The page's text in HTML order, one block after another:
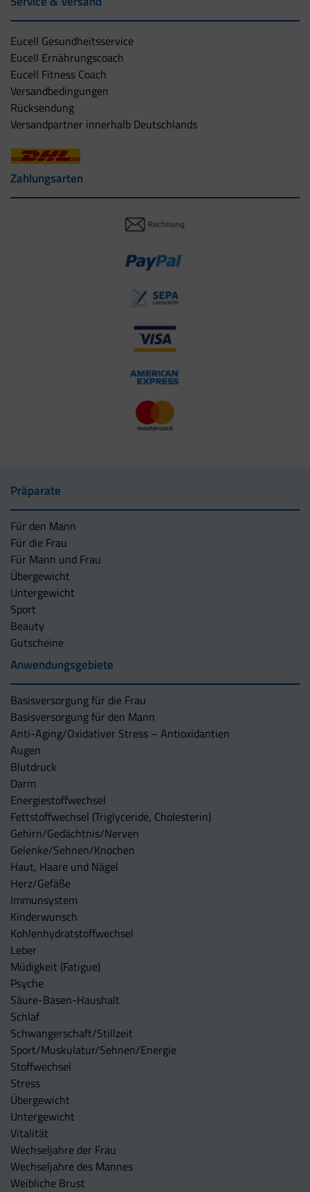
Eucell Gesundheitsservice
Eucell Ernährungscoach
Eucell Fitness Coach
Versandbedingungen
Rücksendung
Versandpartner innerhalb Deutschlands
Zahlungsarten
Präparate
Für den Mann
Für die Frau
Für Mann und Frau
Übergewicht
Untergewicht
Sport
Beauty
Gutscheine
Anwendungsgebiete
Basisversorgung für die Frau
Basisversorgung für den Mann
Anti-Aging/Oxidativer Stress – Antioxidantien
Augen
Blutdruck
Darm
Energiestoffwechsel
Fettstoffwechsel (Triglyceride, Cholesterin)
Gehirn/Gedächtnis/Nerven
Gelenke/Sehnen/Knochen
Haut, Haare und Nägel
Herz/Gefäße
Immunsystem
Kinderwunsch
Kohlenhydratstoffwechsel
Leber
Müdigkeit (Fatigue)
Psyche
Säure-Basen-Haushalt
Schlaf
Schwangerschaft/Stillzeit
Sport/Muskulatur/Sehnen/Energie
Stoffwechsel
Stress
Übergewicht
Untergewicht
Vitalität
Wechseljahre der Frau
Wechseljahre des Mannes
Weibliche Brust